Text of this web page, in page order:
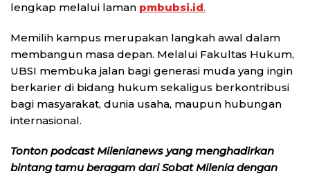
lengkap melalui laman pmbubsi.id.
Memilih kampus merupakan langkah awal dalam
membangun masa depan. Melalui Fakultas Hukum,
UBSI membuka jalan bagi generasi muda yang ingin
berkarier di bidang hukum sekaligus berkontribusi
bagi masyarakat, dunia usaha, maupun hubungan
internasional.
Tonton podcast Milenianews yang menghadirkan
bintang tamu beragam dari Sobat Milenia dengan